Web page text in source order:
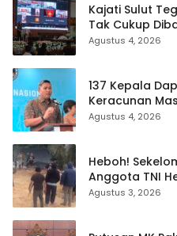
Kajati Sulut
Tak Cukup
Lingkungan
Agustus 4, 2026
137 Kepala
Keracunan
Bersih-Bersih
Agustus 4, 2026
Heboh!
Anggota TNI
Ratatotok:
Agustus 3, 2026